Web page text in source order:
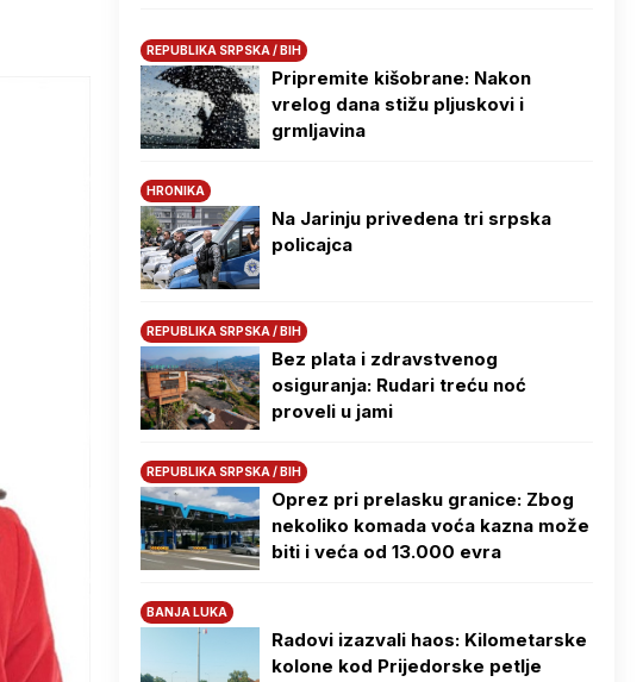
REPUBLIKA SRPSKA / BIH
Pripremite kišobrane: Nakon
vrelog dana stižu pljuskovi i
grmljavina
HRONIKA
Na Јarinju privedena tri srpska
policajca
REPUBLIKA SRPSKA / BIH
Bez plata i zdravstvenog
osiguranja: Rudari treću noć
proveli u jami
REPUBLIKA SRPSKA / BIH
Oprez pri prelasku granice: Zbog
nekoliko komada voća kazna može
biti i veća od 13.000 evra
BANJA LUKA
Radovi izazvali haos: Kilometarske
kolone kod Prijedorske petlje